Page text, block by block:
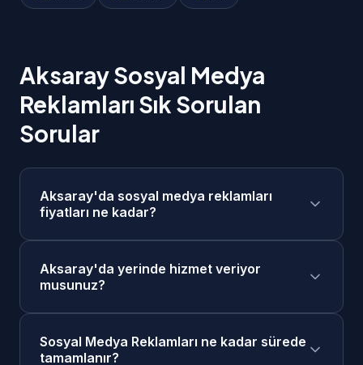
Aksaray Sosyal Medya
Reklamları Sık Sorulan
Sorular
Aksaray'da sosyal medya reklamları
fiyatları ne kadar?
fiyatlarımız 4.000₺ - 20.000₺/ay + reklam
bütçesi aralığındadır. Projenizin kapsamına
göre ücretsiz keşif görüşmesi sonrasında size
özel fiyat teklifi sunuyoruz. Taksit seçenekleri
mevcuttur.
Aksaray'da yerinde hizmet veriyor
musunuz?
yerinde keşif ve toplantı yapabiliyoruz. Ayrıca
Sosyal Medya Reklamları ne kadar sürede
tamamlanır?